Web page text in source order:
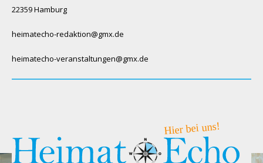
22359 Hamburg
heimatecho-redaktion@gmx.de
heimatecho-veranstaltungen@gmx.de